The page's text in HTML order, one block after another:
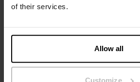
of their services.
Allow all
Customize